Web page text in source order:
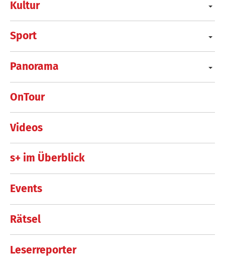
Kultur
Sport
Panorama
OnTour
Videos
s+ im Überblick
Events
Rätsel
Leserreporter